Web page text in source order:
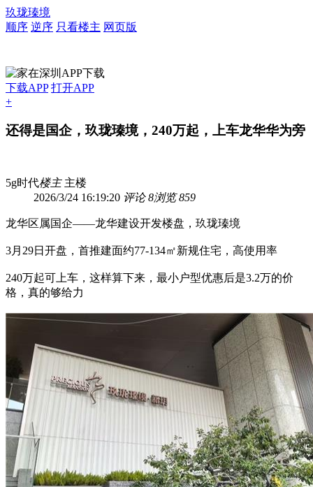
玖珑瑧境
顺序 逆序 只看楼主 网页版
下载APP 打开APP
+
还得是国企，玖珑瑧境，240万起，上车龙华华为旁
5g时代楼主 主楼
2026/3/24 16:19:20 评论 8浏览 859
龙华区属国企——龙华建设开发楼盘，玖珑瑧境
3月29日开盘，首推建面约77-134㎡新规住宅，高使用率
240万起可上车，这样算下来，最小户型优惠后是3.2万的价
格，真的够给力